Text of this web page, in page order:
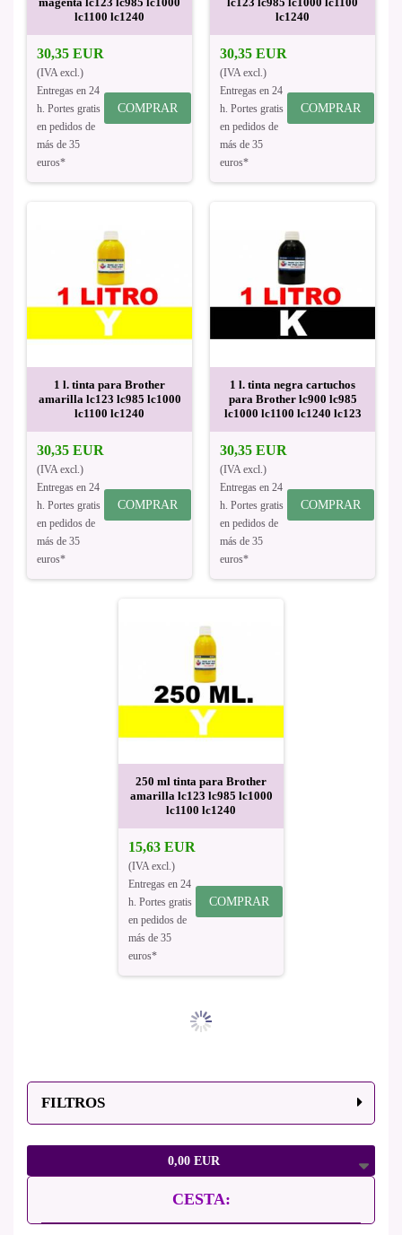
FILTROS
0,00 EUR
CESTA:
lc1100 lc1240
30,35 EUR
(IVA excl.)
Entregas en 24
h. Portes gratis
en pedidos de
más de 35
euros*
COMPRAR
lc1240
30,35 EUR
(IVA excl.)
Entregas en 24
h. Portes gratis
en pedidos de
más de 35
euros*
COMPRAR
1 l. tinta para Brother
amarilla lc123 lc985 lc1000
lc1100 lc1240
30,35 EUR
(IVA excl.)
Entregas en 24
h. Portes gratis
en pedidos de
más de 35
euros*
COMPRAR
1 l. tinta negra cartuchos
para Brother lc900 lc985
lc1000 lc1100 lc1240 lc123
30,35 EUR
(IVA excl.)
Entregas en 24
h. Portes gratis
en pedidos de
más de 35
euros*
COMPRAR
250 ml tinta para Brother
amarilla lc123 lc985 lc1000
lc1100 lc1240
15,63 EUR
(IVA excl.)
Entregas en 24
h. Portes gratis
en pedidos de
más de 35
euros*
COMPRAR